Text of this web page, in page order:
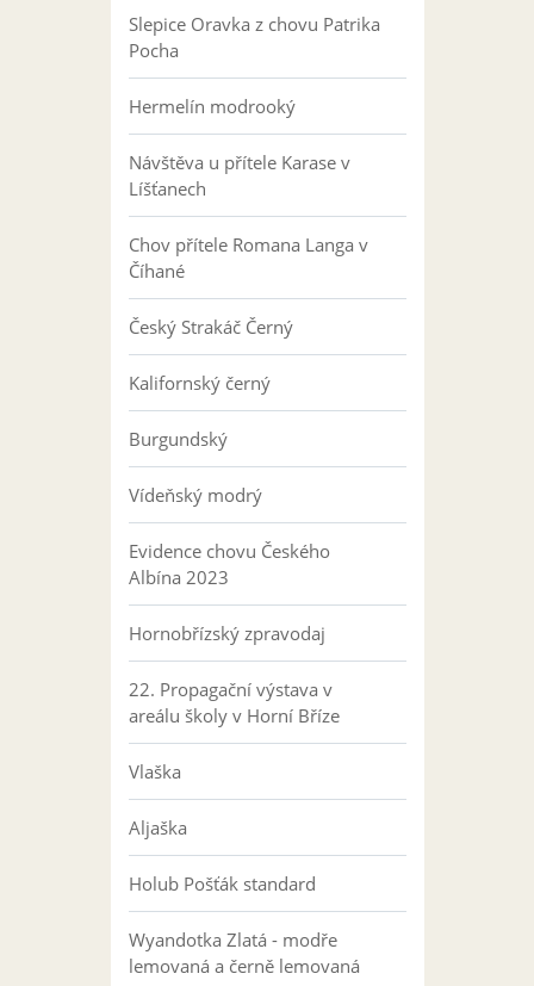
Slepice Oravka z chovu Patrika
Pocha
Hermelín modrooký
Návštěva u přítele Karase v
Líšťanech
Chov přítele Romana Langa v
Číhané
Český Strakáč Černý
Kalifornský černý
Burgundský
Vídeňský modrý
Evidence chovu Českého
Albína 2023
Hornobřízský zpravodaj
22. Propagační výstava v
areálu školy v Horní Bříze
Vlaška
Aljaška
Holub Pošťák standard
Wyandotka Zlatá - modře
lemovaná a černě lemovaná